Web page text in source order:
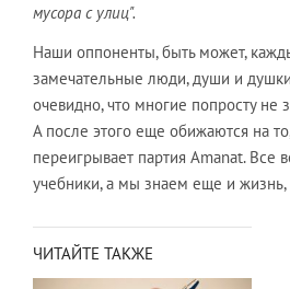
мусора с улиц".
Наши оппоненты, быть может,
замечательные люди, души и
очевидно, что многие попросту не
А после этого еще обижаются на
переигрывает партия Amanat. Все
учебники, а мы знаем еще и жизнь,
ЧИТАЙТЕ ТАКЖЕ